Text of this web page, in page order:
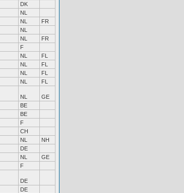
DK
NL
NL
FR
NL
NL
FR
F
NL
FL
NL
FL
NL
FL
NL FL
NL
GE
BE
BE
F
CH
NL
NH
DE
NL
GE
F
DE
DE